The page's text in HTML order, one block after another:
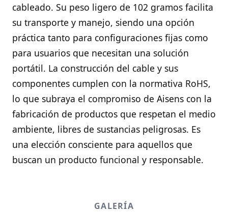
cableado. Su peso ligero de 102 gramos facilita
su transporte y manejo, siendo una opción
práctica tanto para configuraciones fijas como
para usuarios que necesitan una solución
portátil. La construcción del cable y sus
componentes cumplen con la normativa RoHS,
lo que subraya el compromiso de Aisens con la
fabricación de productos que respetan el medio
ambiente, libres de sustancias peligrosas. Es
una elección consciente para aquellos que
buscan un producto funcional y responsable.
GALERÍA